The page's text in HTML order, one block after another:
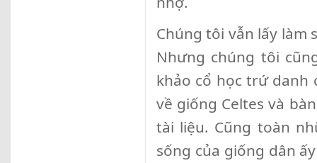
Chúng tôi vẫn lấy làm
Nhưng chúng tôi
khảo cổ học trứ danh
về giống Celtes và
tài liệu. Cũng toàn
sống của giống dân